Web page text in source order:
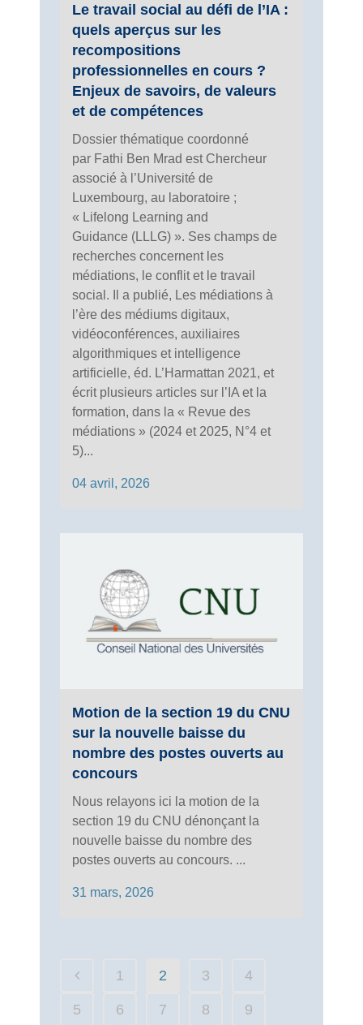
Le travail social au défi de l’IA :
quels aperçus sur les
recompositions
professionnelles en cours ?
Enjeux de savoirs, de valeurs
et de compétences
Dossier thématique coordonné
par Fathi Ben Mrad est Chercheur
associé à l’Université de
Luxembourg, au laboratoire ;
« Lifelong Learning and
Guidance (LLLG) ». Ses champs de
recherches concernent les
médiations, le conflit et le travail
social. Il a publié, Les médiations à
l’ère des médiums digitaux,
vidéoconférences, auxiliaires
algorithmiques et intelligence
artificielle, éd. L’Harmattan 2021, et
écrit plusieurs articles sur l’IA et la
formation, dans la « Revue des
médiations » (2024 et 2025, N°4 et
5)...
04 avril, 2026
Motion de la section 19 du CNU
sur la nouvelle baisse du
nombre des postes ouverts au
concours
Nous relayons ici la motion de la
section 19 du CNU dénonçant la
nouvelle baisse du nombre des
postes ouverts au concours. ...
31 mars, 2026
1 2 3 4
5 6 7 8 9